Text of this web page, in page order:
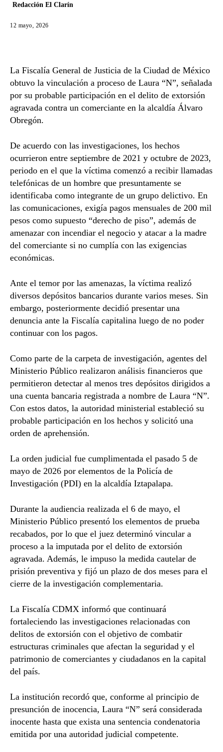
Redacción El Clarín
12 mayo, 2026
La Fiscalía General de Justicia de la Ciudad de México
obtuvo la vinculación a proceso de Laura “N”, señalada
por su probable participación en el delito de extorsión
agravada contra un comerciante en la alcaldía Álvaro
Obregón.
De acuerdo con las investigaciones, los hechos
ocurrieron entre septiembre de 2021 y octubre de 2023,
periodo en el que la víctima comenzó a recibir llamadas
telefónicas de un hombre que presuntamente se
identificaba como integrante de un grupo delictivo. En
las comunicaciones, exigía pagos mensuales de 200 mil
pesos como supuesto “derecho de piso”, además de
amenazar con incendiar el negocio y atacar a la madre
del comerciante si no cumplía con las exigencias
económicas.
Ante el temor por las amenazas, la víctima realizó
diversos depósitos bancarios durante varios meses. Sin
embargo, posteriormente decidió presentar una
denuncia ante la Fiscalía capitalina luego de no poder
continuar con los pagos.
Como parte de la carpeta de investigación, agentes del
Ministerio Público realizaron análisis financieros que
permitieron detectar al menos tres depósitos dirigidos a
una cuenta bancaria registrada a nombre de Laura “N”.
Con estos datos, la autoridad ministerial estableció su
probable participación en los hechos y solicitó una
orden de aprehensión.
La orden judicial fue cumplimentada el pasado 5 de
mayo de 2026 por elementos de la Policía de
Investigación (PDI) en la alcaldía Iztapalapa.
Durante la audiencia realizada el 6 de mayo, el
Ministerio Público presentó los elementos de prueba
recabados, por lo que el juez determinó vincular a
proceso a la imputada por el delito de extorsión
agravada. Además, le impuso la medida cautelar de
prisión preventiva y fijó un plazo de dos meses para el
cierre de la investigación complementaria.
La Fiscalía CDMX informó que continuará
fortaleciendo las investigaciones relacionadas con
delitos de extorsión con el objetivo de combatir
estructuras criminales que afectan la seguridad y el
patrimonio de comerciantes y ciudadanos en la capital
del país.
La institución recordó que, conforme al principio de
presunción de inocencia, Laura “N” será considerada
inocente hasta que exista una sentencia condenatoria
emitida por una autoridad judicial competente.